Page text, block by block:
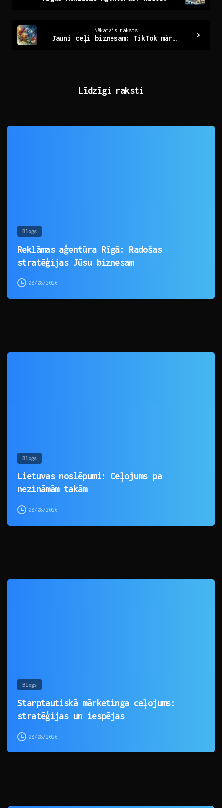
Nākamais raksts
Jauni ceļi biznesam: TikTok mārketinga aģentūras iespējas
Līdzīgi raksti
Blogs
Reklāmas aģentūra Rīgā: Radošas
stratēģijas Jūsu biznesam
08/08/2026
Blogs
Lietuvas noslēpumi: Ceļojums pa
nezināmām takām
08/08/2026
Blogs
Starptautiskā mārketinga ceļojums:
stratēģijas un iespējas
08/08/2026